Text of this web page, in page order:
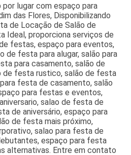
lugar com espaço para
das Flores, Disponibilizando
de Locação de Salão de
Ideal, proporciona serviços de
festas, espaço para eventos,
de festa para alugar, salão para
para casamento, salão de
de festa rustico, salão de festa
festa de casamento, salão
para festas e eventos,
salao de festa de
de aniversário, espaço para
de festa mais próximo,
salao para festa de
espaço para festa
alternativas. Entre em contato